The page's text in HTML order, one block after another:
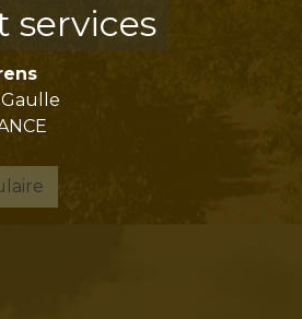
services